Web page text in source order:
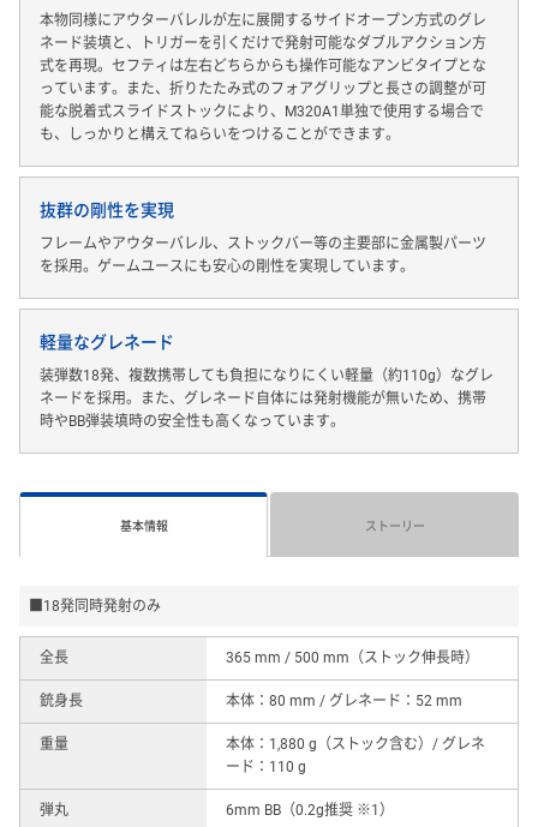
本物同様にアウターバレルが左に展開するサイドオープン方式のグレ
ネード装填と、トリガーを引くだけで発射可能なダブルアクション方
式を再現。セフティは左右どちらからも操作可能なアンビタイプとな
っています。また、折りたたみ式のフォアグリップと長さの調整が可
能な脱着式スライドストックにより、M320A1単独で使用する場合で
も、しっかりと構えてねらいをつけることができます。
抜群の剛性を実現
フレームやアウターバレル、ストックバー等の主要部に金属製パーツ
を採用。ゲームユースにも安心の剛性を実現しています。
軽量なグレネード
装弾数18発、複数携帯しても負担になりにくい軽量（約110g）なグレ
ネードを採用。また、グレネード自体には発射機能が無いため、携帯
時やBB弾装填時の安全性も高くなっています。
基本情報
■18発同時発射のみ
全長 365 mm / 500 mm（ストック伸長時）
銃身長 本体：80 mm / グレネード：52 mm
重量
本体：1,880 g（ストック含む）/ グレネ
ード：110 g
弾丸 6mm BB（0.2g推奨 ※1）
ストーリー